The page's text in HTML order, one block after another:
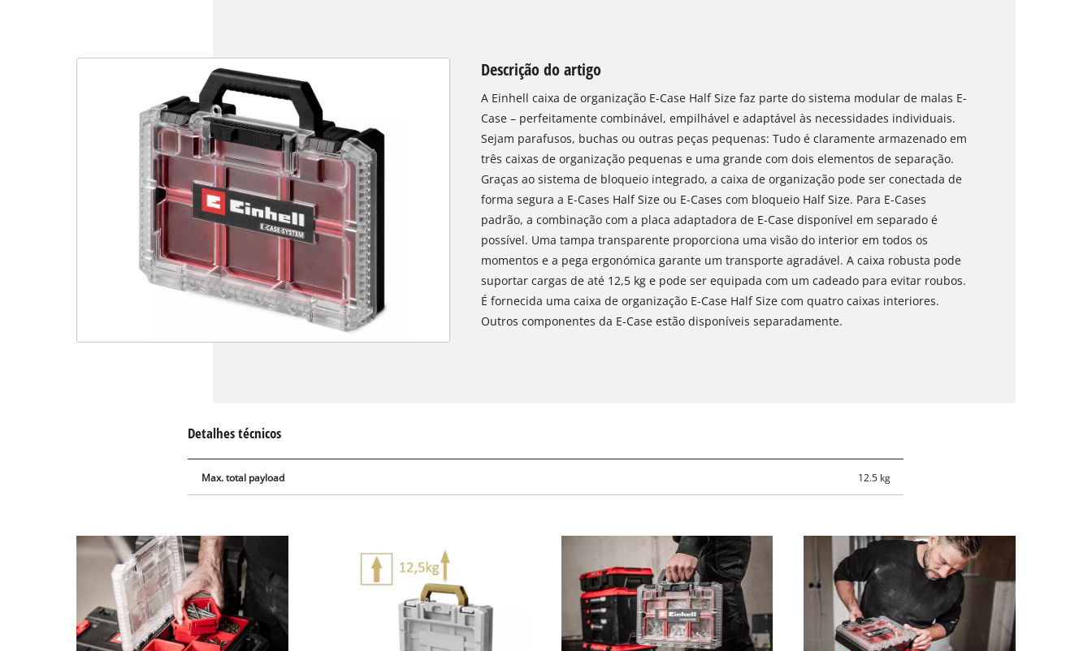
Descrição do artigo
A Einhell caixa de organização E-Case Half Size faz parte do sistema modular de malas E-
Case – perfeitamente combinável, empilhável e adaptável às necessidades individuais.
Sejam parafusos, buchas ou outras peças pequenas: Tudo é claramente armazenado em
três caixas de organização pequenas e uma grande com dois elementos de separação.
Graças ao sistema de bloqueio integrado, a caixa de organização pode ser conectada de
forma segura a E-Cases Half Size ou E-Cases com bloqueio Half Size. Para E-Cases
padrão, a combinação com a placa adaptadora de E-Case disponível em separado é
possível. Uma tampa transparente proporciona uma visão do interior em todos os
momentos e a pega ergonómica garante um transporte agradável. A caixa robusta pode
suportar cargas de até 12,5 kg e pode ser equipada com um cadeado para evitar roubos.
É fornecida uma caixa de organização E-Case Half Size com quatro caixas interiores.
Outros componentes da E-Case estão disponíveis separadamente.
Detalhes técnicos
Max. total payload 12.5 kg